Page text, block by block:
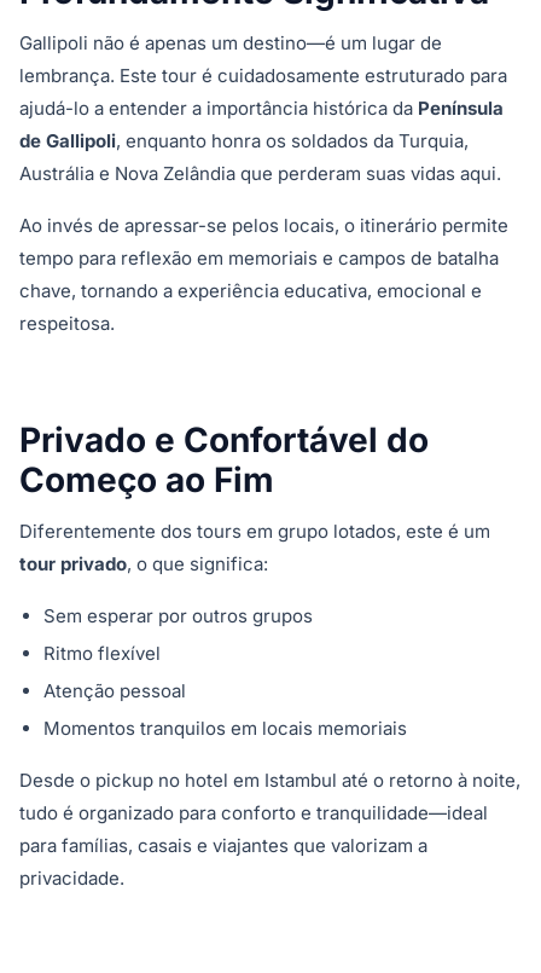
Gallipoli não é apenas um destino—é um lugar de
lembrança. Este tour é cuidadosamente estruturado para
ajudá-lo a entender a importância histórica da Península
de Gallipoli, enquanto honra os soldados da Turquia,
Austrália e Nova Zelândia que perderam suas vidas aqui.
Ao invés de apressar-se pelos locais, o itinerário permite
tempo para reflexão em memoriais e campos de batalha
chave, tornando a experiência educativa, emocional e
respeitosa.
Privado e Confortável do
Começo ao Fim
Diferentemente dos tours em grupo lotados, este é um
tour privado, o que significa:
Sem esperar por outros grupos
Ritmo flexível
Atenção pessoal
Momentos tranquilos em locais memoriais
Desde o pickup no hotel em Istambul até o retorno à noite,
tudo é organizado para conforto e tranquilidade—ideal
para famílias, casais e viajantes que valorizam a
privacidade.